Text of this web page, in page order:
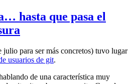
hasta que pasa el
julio para ser más concretos) tuvo lugar
usuarios de git.
de una característica muy